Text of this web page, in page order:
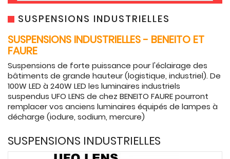
RUBANS
LED
AMPOULES
ET
CONNECTES
ACCESSOIRES
ECLAIRAGES
SOLAIRES
SODIUM
SUSPENSIONS INDUSTRIELLES
SUSPENSIONS INDUSTRIELLES - BENEITO ET
FAURE
Suspensions de forte puissance pour l'éclairage des
bâtiments de grande hauteur (logistique, industriel). De
100W LED à 240W LED les luminaires industriels
suspendus UFO LENS de chez BENEITO FAURE pourront
remplacer vos anciens luminaires équipés de lampes à
décharge (iodure, sodium, mercure)
SUSPENSIONS INDUSTRIELLES